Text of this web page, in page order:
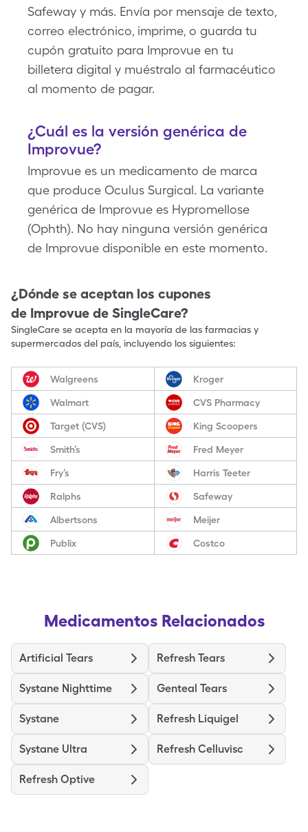
Safeway y más. Envía por mensaje de texto,
correo electrónico, imprime, o guarda tu
cupón gratuito para Improvue en tu
billetera digital y muéstralo al farmacéutico
al momento de pagar.
¿Cuál es la versión genérica de
Improvue?
Improvue es un medicamento de marca
que produce Oculus Surgical. La variante
genérica de Improvue es Hypromellose
(Ophth). No hay ninguna versión genérica
de Improvue disponible en este momento.
¿Dónde se aceptan los cupones
de Improvue de SingleCare?
SingleCare se acepta en la mayoría de las farmacias y
supermercados del país, incluyendo los siguientes:
Walgreens Kroger
Walmart CVS Pharmacy
Target (CVS) King Scoopers
Smith’s Fred Meyer
Fry’s Harris Teeter
Ralphs Safeway
Albertsons Meijer
Publix Costco
Medicamentos Relacionados
Artificial Tears Refresh Tears
Systane Nighttime Genteal Tears
Systane Refresh Liquigel
Systane Ultra Refresh Celluvisc
Refresh Optive